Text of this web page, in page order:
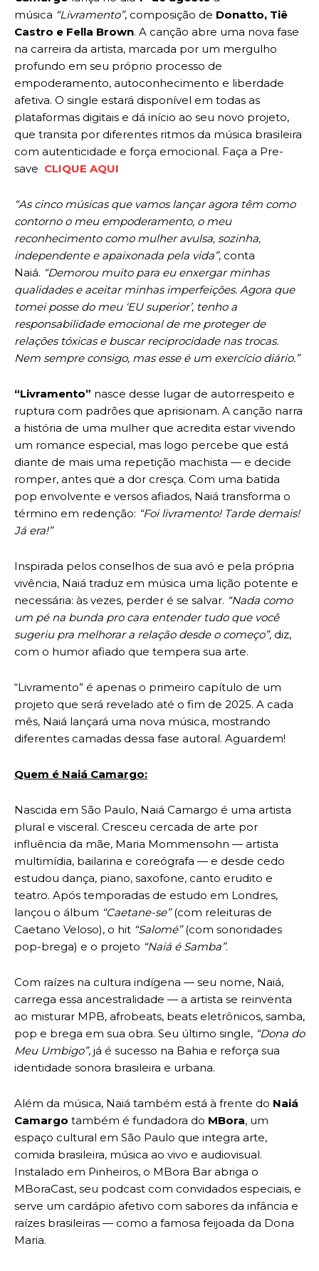
música “Livramento”, composição de Donatto, Tiê
Castro e Fella Brown. A canção abre uma nova fase
na carreira da artista, marcada por um mergulho
profundo em seu próprio processo de
empoderamento, autoconhecimento e liberdade
afetiva. O single estará disponível em todas as
plataformas digitais e dá início ao seu novo projeto,
que transita por diferentes ritmos da música brasileira
com autenticidade e força emocional. Faça a Pre-
save CLIQUE AQUI
“As cinco músicas que vamos lançar agora têm como
contorno o meu empoderamento, o meu
reconhecimento como mulher avulsa, sozinha,
independente e apaixonada pela vida”, conta
Naiá. “Demorou muito para eu enxergar minhas
qualidades e aceitar minhas imperfeições. Agora que
tomei posse do meu ‘EU superior’, tenho a
responsabilidade emocional de me proteger de
relações tóxicas e buscar reciprocidade nas trocas.
Nem sempre consigo, mas esse é um exercício diário.”
“Livramento” nasce desse lugar de autorrespeito e
ruptura com padrões que aprisionam. A canção narra
a história de uma mulher que acredita estar vivendo
um romance especial, mas logo percebe que está
diante de mais uma repetição machista — e decide
romper, antes que a dor cresça. Com uma batida
pop envolvente e versos afiados, Naiá transforma o
término em redenção: “Foi livramento! Tarde demais!
Já era!”
Inspirada pelos conselhos de sua avó e pela própria
vivência, Naiá traduz em música uma lição potente e
necessária: às vezes, perder é se salvar. “Nada como
um pé na bunda pro cara entender tudo que você
sugeriu pra melhorar a relação desde o começo”, diz,
com o humor afiado que tempera sua arte.
“Livramento” é apenas o primeiro capítulo de um
projeto que será revelado até o fim de 2025. A cada
mês, Naiá lançará uma nova música, mostrando
diferentes camadas dessa fase autoral. Aguardem!
Quem é Naiá Camargo:
Nascida em São Paulo, Naiá Camargo é uma artista
plural e visceral. Cresceu cercada de arte por
influência da mãe, Maria Mommensohn — artista
multimídia, bailarina e coreógrafa — e desde cedo
estudou dança, piano, saxofone, canto erudito e
teatro. Após temporadas de estudo em Londres,
lançou o álbum “Caetane-se”(com releituras de
Caetano Veloso), o hit “Salomé”(com sonoridades
pop-brega) e o projeto “Naiá é Samba”.
Com raízes na cultura indígena — seu nome, Naiá,
carrega essa ancestralidade — a artista se reinventa
ao misturar MPB, afrobeats, beats eletrônicos, samba,
pop e brega em sua obra. Seu último single, “Dona do
Meu Umbigo”, já é sucesso na Bahia e reforça sua
identidade sonora brasileira e urbana.
Além da música, Naiá também está à frente do Naiá
Camargo também é fundadora do MBora, um
espaço cultural em São Paulo que integra arte,
comida brasileira, música ao vivo e audiovisual.
Instalado em Pinheiros, o MBora Bar abriga o
MBoraCast, seu podcast com convidados especiais, e
serve um cardápio afetivo com sabores da infância e
raízes brasileiras — como a famosa feijoada da Dona
Maria.